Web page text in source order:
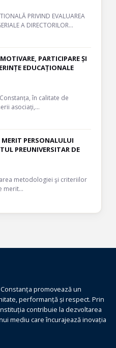
PRIVIND EVALUAREA
A DIRECTORILOR…
PARTICIPARE ȘI
EDUCAȚIONALE
în calitate de
asociați,…
PERSONALULUI
PREUNIVERSITAR DE
metodologiei şi criteriilor
merit…
promovează un
performanță și respect. Prin
contribuie la dezvoltarea
mediu care încurajează inovația